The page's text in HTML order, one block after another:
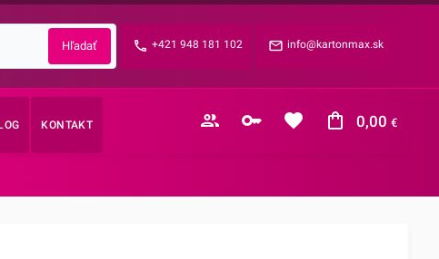
info@kartonmax.sk
+421 948 181 102
KONTAKT 0,00€
Zabudnuté heslo?